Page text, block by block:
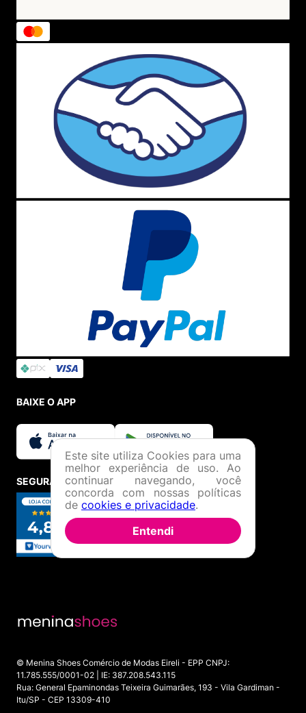
BAIXE O APP
SEGURANÇA E CREDIBILIDADE
© Menina Shoes Comércio de Modas Eireli - EPP CNPJ:
11.785.555/0001-02 | IE: 387.208.543.115
Rua: General Epaminondas Teixeira Guimarães, 193 - Vila Gardiman -
Itu/SP - CEP 13309-410
Este site utiliza Cookies para uma
melhor experiência de uso. Ao
continuar navegando, você
concorda com nossas políticas
de cookies e privacidade.
Entendi